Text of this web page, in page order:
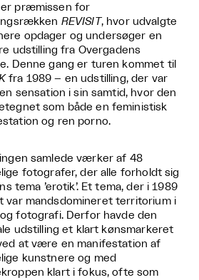
er præmissen for
REVISIT, hvor udvalgte
opdager og undersøger en
udstilling fra Overgadens
Denne gang er turen kommet til
fra 1989 – en udstilling, der var
sensation i sin samtid, hvor den
som både en feministisk
og ren porno.
samlede værker af 48
fotografer, der alle forholdt sig
tema ’erotik’. Et tema, der i 1989
var mandsdomineret territorium i
fotografi. Derfor havde den
udstilling et klart kønsmarkeret
at være en manifestation af
kunstnere og med
klart i fokus, ofte som